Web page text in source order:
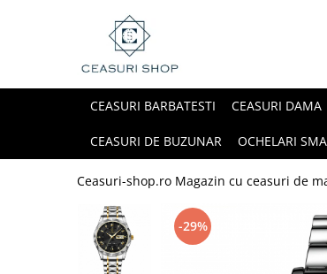
CEASURI BARBATESTI CEASURI DAMA
CEASURI DE BUZUNAR OCHELARI
Ceasuri-shop.ro Magazin cu ceasuri de
-29%